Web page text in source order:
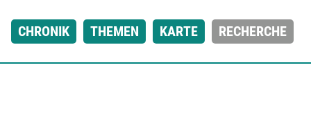
CHRONIK THEMEN KARTE RECHERCHE